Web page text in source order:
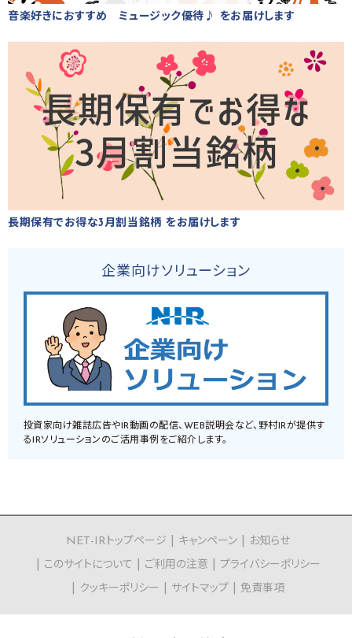
音楽好きにおすすめ ミュージック優待♪ をお届けします
長期保有でお得な3月割当銘柄 をお届けします
企業向けソリューション
投資家向け雑誌広告やIR動画の配信、WEB説明会など、野村IRが提供す
るIRソリューションのご活用事例をご紹介します。
NET-IRトップページ キャンペーン
お知らせ
このサイトについて
ご利用の注意
プライバシーポリシー
クッキーポリシー
サイトマップ 免責事項